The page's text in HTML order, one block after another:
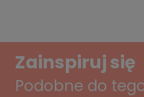
Zainspiruj się
Podobne do